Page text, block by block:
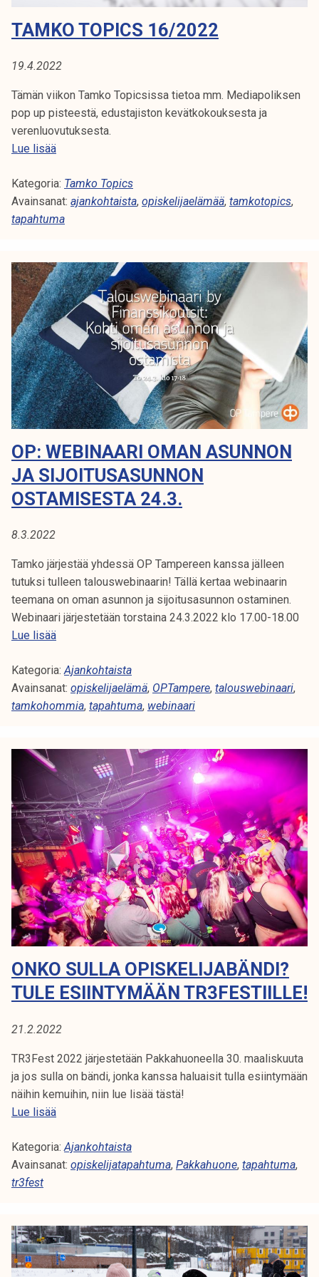
!
t
p
h
t
u
m
a
n
o
a
l
l
i
s
t
u
n
e
i
l
TAMKO TOPICS 16/2022
19.4.2022
Tämän viikon Tamko Topicsissa tietoa mm. Mediapoliksen
pop up pisteestä, edustajiston kevätkokouksesta ja
verenluovutuksesta.
Lue lisääT
M
K
O
P
I
C
S
1
6
/
2
0
2
2
Kategoria: Tamko Topics
Avainsanat: ajankohtaista, opiskelijaelämää, tamkotopics,
tapahtuma
OP: WEBINAARI OMAN ASUNNON
JA SIJOITUSASUNNON
OSTAMISESTA 24.3.
8.3.2022
Tamko järjestää yhdessä OP Tampereen kanssa jälleen
tutuksi tulleen talouswebinaarin! Tällä kertaa webinaarin
teemana on oman asunnon ja sijoitusasunnon ostaminen.
Webinaari järjestetään torstaina 24.3.2022 klo 17.00-18.00
Lue lisääO
:
W
e
a
r
i
o
m
a
n
a
s
n
n
a
s
i
j
i
t
a
s
u
Kategoria:Ajankohtaista
Avainsanat: opiskelijaelämä, OPTampere, talouswebinaari,
tamkohommia, tapahtuma, webinaari
ONKO SULLA OPISKELIJABÄNDI?
TULE ESIINTYMÄÄN TR3FESTIILLE!
21.2.2022
TR3Fest 2022 järjestetään Pakkahuoneella 30. maaliskuuta
ja jos sulla on bändi, jonka kanssa haluaisit tulla esiintymään
näihin kemuihin, niin lue lisää tästä!
Lue lisääO
k
o
l
a
o
Kategoria: Ajankohtaista
Avainsanat: opiskelijatapahtuma, Pakkahuone, tapahtuma,
tr3fest